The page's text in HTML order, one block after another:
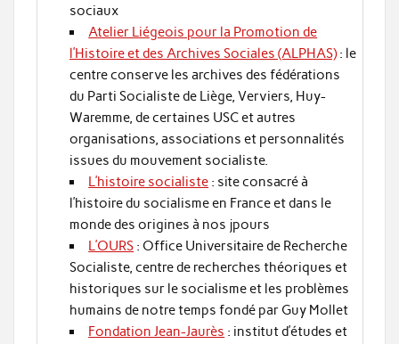
sociaux
Atelier Liégeois pour la Promotion de
l’Histoire et des Archives Sociales (ALPHAS): le
centre conserve les archives des fédérations
du Parti Socialiste de Liège, Verviers, Huy-
Waremme, de certaines USC et autres
organisations, associations et personnalités
issues du mouvement socialiste.
L’histoire socialiste : site consacré à
l’histoire du socialisme en France et dans le
monde des origines à nos jpours
L’OURS : Office Universitaire de Recherche
Socialiste, centre de recherches théoriques et
historiques sur le socialisme et les problèmes
humains de notre temps fondé par Guy Mollet
Fondation Jean-Jaurès : institut d’études et